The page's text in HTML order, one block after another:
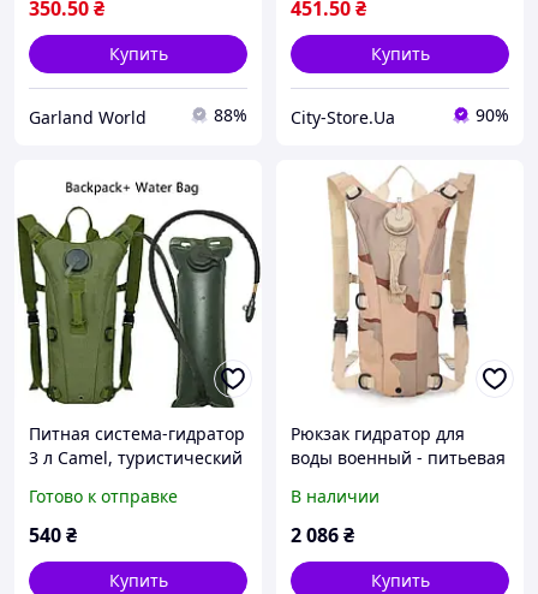
350.50₴
Купить
Garland World 88%
451.50₴
Купить
City-Store.Ua 90%
Питная система-гидратор
3 л Camel, туристический
питьевой шлангом
Готово к отправке
540₴
Купить
Рюкзак гидратор для
воды военный - питьевая
(Sansha camouflage)
В наличии
2 086₴
Купить